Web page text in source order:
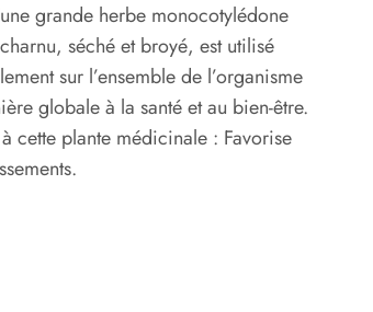
grande herbe monocotylédone
séché et broyé, est utilisé
sur l’ensemble de l’organisme
globale à la santé et au bien-être.
cette plante médicinale : Favorise